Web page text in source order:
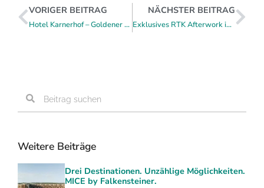
VORIGER BEITRAG
Hotel Karnerhof – Goldener Herbstgenuss direkt am Faaker See
NÄCHSTER BEITRAG
Exklusives RTK Afterwork im Schloss Leopoldskron
Weitere Beiträge
Drei Destinationen. Unzählige Möglichkeiten.
MICE by Falkensteiner.